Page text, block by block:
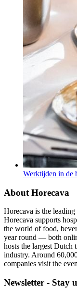
Werktijden in de
About Horecava
Horecava is the
Horecava supports
the world of food,
year round — both
hosts the largest Dutch
industry. Around
companies visit the
Newsletter - Stay